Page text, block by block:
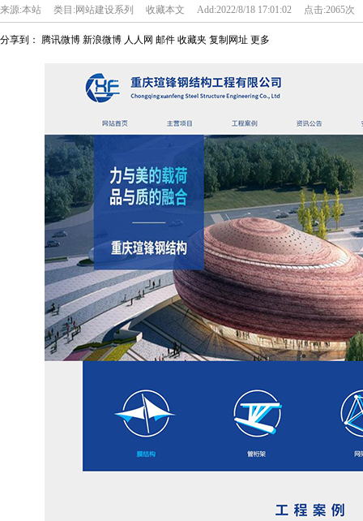
来源:本站 类目:网站建设系列 收藏本文 Add:2022/8/18 17:01:02 点击:2065次
分享到： 腾讯微博 新浪微博 人人网 邮件 收藏夹 复制网址 更多